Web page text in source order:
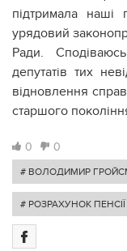
підтримала наші
урядовий
Ради.
депутатів тих
відновлення
старшого
0 0
# ВОЛОДИМИР
# РОЗРАХУНОК ПЕНСІЇ